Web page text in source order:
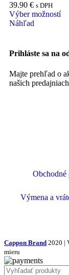
39.90 € s DPH
Výber možností
Náhľad
Prihláste sa na
Majte prehľad o
našich
Obchodné
Výmena a
Cappon Brand 2020 |
mieru